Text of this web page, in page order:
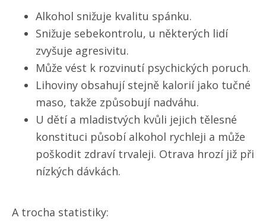
Alkohol snižuje kvalitu spánku.
Snižuje sebekontrolu, u některých lidí
zvyšuje agresivitu.
Může vést k rozvinutí psychických poruch.
Lihoviny obsahují stejně kalorií jako tučné
maso, takže způsobují nadváhu.
U dětí a mladistvých kvůli jejich tělesné
konstituci působí alkohol rychleji a může
poškodit zdraví trvaleji. Otrava hrozí již při
nízkých dávkách.
A trocha statistiky: